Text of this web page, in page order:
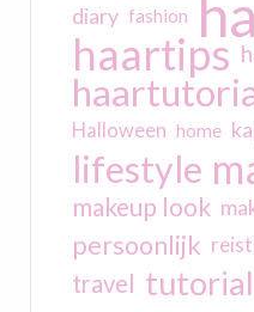
diary fashion
haartips
Halloween home
lifestyle
makeup look
persoonlijk
travel tutorial